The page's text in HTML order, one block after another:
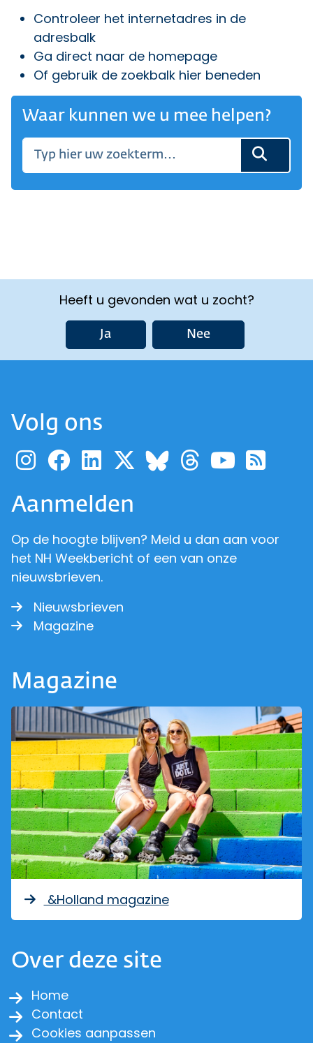
Controleer het internetadres in de
adresbalk
Ga direct naar de homepage
Of gebruik de zoekbalk hier beneden
Waar kunnen we u mee helpen?
Heeft u gevonden wat u zocht?
Ja Nee
Volg ons
Ga naar de pagina van
Ga naar de pagina
Ga naar de
Ga naar de
Ga naar de
Ga naar
Ga
Aanmelden
Op de hoogte blijven? Meld u dan aan voor
het NH Weekbericht of een van onze
nieuwsbrieven.
Nieuwsbrieven
Magazine
Magazine
&Holland magazine
Over deze site
Home
Contact
Cookies aanpassen